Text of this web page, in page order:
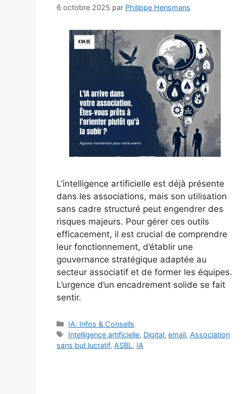
6 octobre 2025 par Philippe Hensmans
L’intelligence artificielle est déjà présente
dans les associations, mais son utilisation
sans cadre structuré peut engendrer des
risques majeurs. Pour gérer ces outils
efficacement, il est crucial de comprendre
leur fonctionnement, d’établir une
gouvernance stratégique adaptée au
secteur associatif et de former les équipes.
L’urgence d’un encadrement solide se fait
sentir.
Catégories
IA: Infos & Conseils
Étiquettes
Intelligence artificielle, Digital,email, Association
sans but lucratif, ASBL, IA